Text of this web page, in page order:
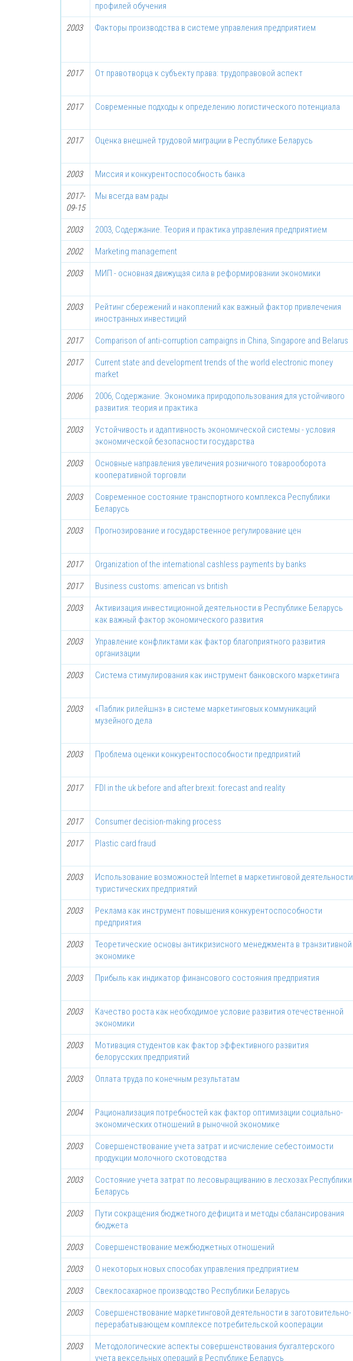
профилей обучения
2003 Факторы производства в системе управления предприятием
2017 От правотворца к субъекту права: трудоправовой аспект
2017 Современные подходы к определению логистического потенциала
2017 Оценка внешней трудовой миграции в Республике Беларусь
2003 Миссия и конкурентоспособность банка
2017-
09-15
Мы всегда вам рады
2003 2003, Содержание. Теория и практика управления предприятием
2002 Marketing mаnаgеmеnt
2003 МИП - основная движущая сила в реформировании экономики
2003
Рейтинг сбережений и накоплений как важный фактор привлечения
иностранных инвестиций
2017 Comparison of anti-corruption campaigns in China, Singapore and Belarus
2017
Current state and development trends of the world electronic money
market
2006
2006, Содержание. Экономика природопользования для устойчивого
развития: теория и практика
2003
Устойчивость и адаптивность экономической системы - условия
экономической безопасности государства
2003
Основные направления увеличения розничного товарооборота
кооперативной торговли
2003
Современное состояние транспортного комплекса Республики
Беларусь
2003 Прогнозирование и государственное регулирование цен
2017 Organization of the international cashless payments by banks
2017 Business customs: american vs british
2003
Активизация инвестиционной деятельности в Республике Беларусь
как важный фактор экономического развития
2003
Управление конфликтами как фактор благоприятного развития
организации
2003 Система стимулирования как инструмент банковского маркетинга
2003
«Паблик рилейшнз» в системе маркетинговых коммуникаций
музейного дела
2003 Проблема оценки конкурентоспособности предприятий
2017 FDI in the uk before and after brexit: forecast and reality
2017 Consumer decision-making process
2017 Plastic card fraud
2003
Использование возможностей Internet в маркетинговой деятельности
туристических предприятий
2003
Реклама как инструмент повышения конкурентоспособности
предприятия
2003
Теоретические основы антикризисного менеджмента в транзитивной
экономике
2003 Прибыль как индикатор финансового состояния предприятия
2003
Качество роста как необходимое условие развития отечественной
экономики
2003
Мотивация студентов как фактор эффективного развития
белорусских предприятий
2003 Оплата труда по конечным результатам
2004
Рационализация потребностей как фактор оптимизации социально-
экономических отношений в рыночной экономике
2003
Совершенствование учета затрат и исчисление себестоимости
продукции молочного скотоводства
2003
Состояние учета затрат по лесовыращиванию в лесхозах Республики
Беларусь
2003
Пути сокращения бюджетного дефицита и методы сбалансирования
бюджета
2003 Совершенствование межбюджетных отношений
2003 О некоторых новых способах управления предприятием
2003 Свеклосахарное производство Республики Беларусь
2003
Совершенствование маркетинговой деятельности в заготовительно-
перерабатывающем комплексе потребительской кооперации
2003
Методологические аспекты совершенствования бухгалтерского
учета вексельных операций в Республике Беларусь